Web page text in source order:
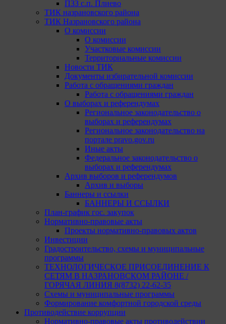
ПЗЗ с.п. Плиево
ТИК назрановского района
ТИК Назрановского района
О комиссии
О комиссии
Участковые комиссии
Территориальные комиссии
Новости ТИК
Документы избирательной комиссии
Работа с обращениями граждан
Работа с обращениями граждан
О выборах и референдумах
Региональное законодательство о
выборах и референдумах
Региональное законодательство на
портале pravo.gov.ru
Иные акты
Федеральное законодательство о
выборах и референдумах
Архив выборов и референдумов
Архив и выборы
Баннеры и ссылки
БАННЕРЫ И ССЫЛКИ
План-график гос. закупок
Нормативно-правовые акты
Проекты нормативно-правовых актов
Инвестиции
Градостроительство, схемы и муниципальные
программы
ТЕХНОЛОГИЧЕСКОЕ ПРИСОЕДИНЕНИЕ К
СЕТЯМ В НАЗРАНОВСКОМ РАЙОНЕ /
ГОРЯЧАЯ ЛИНИЯ 8(8732) 22-62-35
Схемы и муниципальные программы
Формирование комфортной городской среды
Противодействие коррупции
Нормативно-правовые акты противодействии